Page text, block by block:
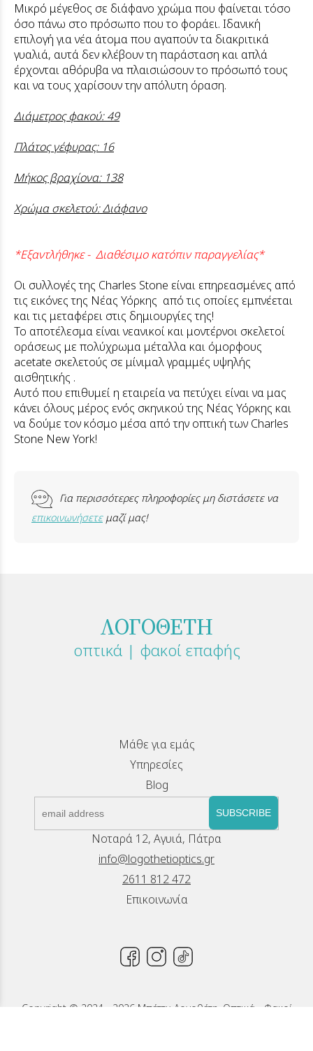
Μικρό μέγεθος σε διάφανο χρώμα που φαίνεται τόσο
όσο πάνω στο πρόσωπο που το φοράει. Ιδανική
επιλογή για νέα άτομα που αγαπούν τα διακριτικά
γυαλιά, αυτά δεν κλέβουν τη παράσταση και απλά
έρχονται αθόρυβα να πλαισιώσουν το πρόσωπό τους
και να τους χαρίσουν την απόλυτη όραση.
Διάμετρος φακού: 49
Πλάτος γέφυρας: 16
Μήκος βραχίονα: 138
Χρώμα σκελετού: Διάφανο
*Εξαντλήθηκε - Διαθέσιμο κατόπιν παραγγελίας*
Οι συλλογές της Charles Stone είναι επηρεασμένες από
τις εικόνες της Νέας Υόρκης από τις οποίες εμπνέεται
και τις μεταφέρει στις δημιουργίες της!
Το αποτέλεσμα είναι νεανικοί και μοντέρνοι σκελετοί
οράσεως με πολύχρωμα μέταλλα και όμορφους
acetate σκελετούς σε μίνιμαλ γραμμές υψηλής
αισθητικής .
Αυτό που επιθυμεί η εταιρεία να πετύχει είναι να μας
κάνει όλους μέρος ενός σκηνικού της Νέας Υόρκης και
να δούμε τον κόσμο μέσα από την οπτική των Charles
Stone New York!
Για περισσότερες πληροφορίες μη διστάσετε να
επικοινωνήσετεμαζί μας!
ΛΟΓΟΘΕΤΗ
οπτικά | φακοί επαφής
Μάθε για εμάς
Υπηρεσίες
Blog
SUBSCRIBE
Νοταρά 12, Αγυιά, Πάτρα
info@logothetioptics.gr
2611 812 472
Επικοινωνία
Copyright © 2024 - 2026 Μπέττυ Λογοθέτη, Οπτικά - Φακοί